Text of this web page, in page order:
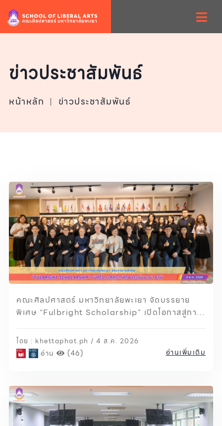
ข่าวประชาสัมพันธ์
หน้าหลัก | ข่าวประชาสัมพันธ์
คณะศิลปศาสตร์ มหาวิทยาลัยพะเยา จัดบรรยาย
พิเศษ “Fulbright Scholarship” เปิดโอกาสสู่การ
โดย : khettaphat.ph / 4 ส.ค. 2026
อ่าน (46) อ่านเพิ่มเติม